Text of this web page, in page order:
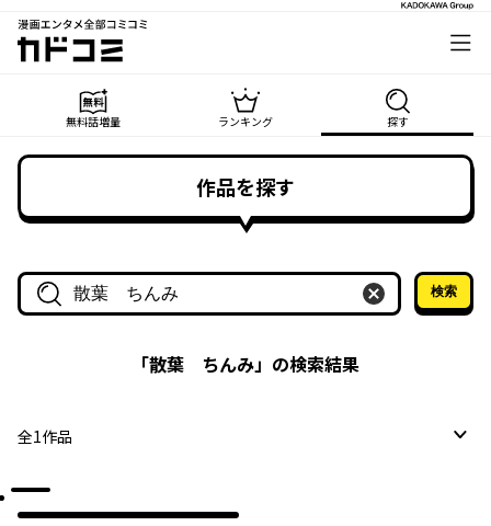
漫画エンタメ全部コミコミ
カドコミ
無料話増量 ランキング 探す
作品を探す
作品名・作家名で探す
検索
「散葉 ちんみ」の検索結果
全1作品